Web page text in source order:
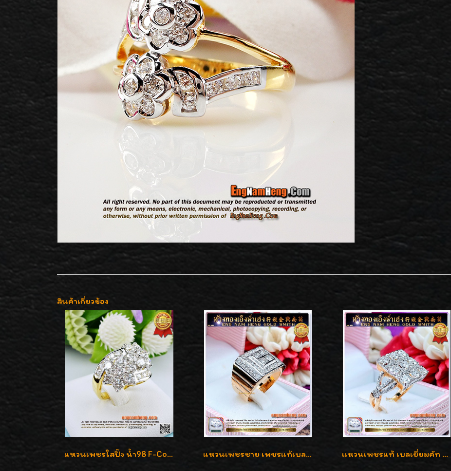
สินค้าเกี่ยวข้อง
แหวนเพชรใสปิ๊ง น้ำ98 F-Color/VVS1 น้ำหนักเพชรรวม 2.56 กะรัต ใส่เต็มนิ้วเพชรเป็นน้ำเป็นเนื้อสวยมากๆค่ะ แหวนเพชรชาย เพชรแท้เบลเยี่ยมคัท น้ำ100% D-Color/VVS 2.46 กะรัต แหวนเพชรแท้ เบลเยี่ยมคัท 2.39 กะรัต น้ำ 98 F-Color/VVS ดีไซน์หน้ากว้างหรูเต็มนิ้ว